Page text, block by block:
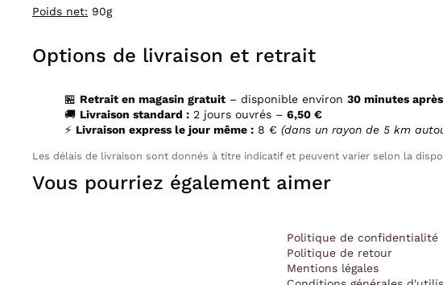
Poids net: 90g
Options de livraison et retrait
🏪 Retrait en magasin gratuit – disponible environ 30 minutes
🚚 Livraison standard : 2 jours ouvrés – 6,50 €
⚡ Livraison express le jour même : 8 € (dans un rayon de 5 km
Les délais de livraison sont donnés à titre indicatif et peuvent varier selon la
Vous pourriez également aimer
Politique de confidentialité
Politique de retour
Mentions légales